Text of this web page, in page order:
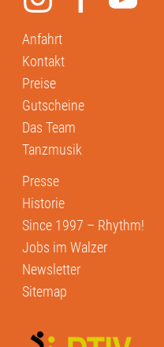
Anfahrt
Kontakt
Preise
Gutscheine
Das Team
Tanzmusik
Presse
Historie
Since 1997 – Rhythm!
Jobs im Walzer
Newsletter
Sitemap